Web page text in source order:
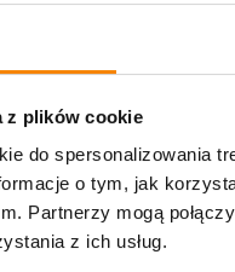
z plików cookie
do spersonalizowania
o tym, jak
Partnerzy mogą
z ich usług.